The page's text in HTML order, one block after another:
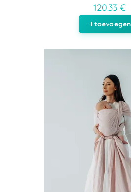
120.33 €
toevoegen